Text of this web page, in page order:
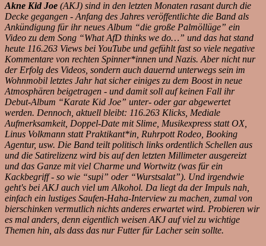
Akne Kid Joe (AKJ) sind in den letzten Monaten rasant durch die
Decke gegangen - Anfang des Jahres veröffentlichte die Band als
Ankündigung für ihr neues Album “die große Palmöllüge” ein
Video zu dem Song “What AfD thinks we do…” und das hat stand
heute 116.263 Views bei YouTube und gefühlt fast so viele negative
Kommentare von rechten Spinner*innen und Nazis. Aber nicht nur
der Erfolg des Videos, sondern auch dauernd unterwegs sein im
Wohnmobil letztes Jahr hat sicher einiges zu dem Boost in neue
Atmosphären beigetragen - und damit soll auf keinen Fall ihr
Debut-Album “Karate Kid Joe” unter- oder gar abgewertet
werden. Dennoch, aktuell bleibt: 116.263 Klicks, Mediale
Aufmerksamkeit, Doppel-Date mit Slime, Musikexpress statt OX,
Linus Volkmann statt Praktikant*in, Ruhrpott Rodeo, Booking
Agentur, usw. Die Band teilt politisch links ordentlich Schellen aus
und die Satirelizenz wird bis auf den letzten Millimeter ausgereizt
und das Ganze mit viel Charme und Wortwitz (was für ein
Kackbegriff - so wie “supi” oder “Wurstsalat”). Und irgendwie
geht's bei AKJ auch viel um Alkohol. Da liegt da der Impuls nah,
einfach ein lustiges Saufen-Haha-Interview zu machen, zumal von
bierschinken vermutlich nichts anderes erwartet wird. Probieren wir
es mal anders, denn eigentlich weisen AKJ auf viel zu wichtige
Themen hin, als dass das nur Futter für Lacher sein sollte.